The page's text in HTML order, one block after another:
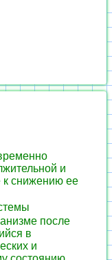
и
к снижению ее
после
в
и